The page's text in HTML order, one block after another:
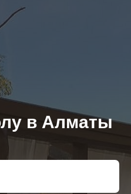
в Алматы